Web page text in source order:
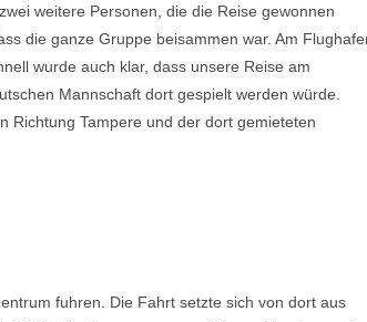
weitere Personen, die die Reise gewonnen
die ganze Gruppe beisammen war. Am
wurde auch klar, dass unsere Reise am
Mannschaft dort gespielt werden würde.
Richtung Tampere und der dort gemieteten
fuhren. Die Fahrt setzte sich von dort aus